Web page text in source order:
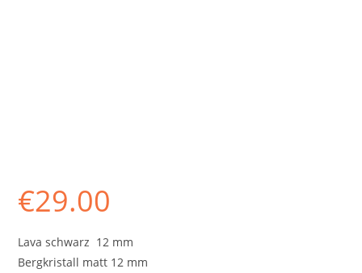
€29.00
Lava schwarz 12 mm
Bergkristall matt 12 mm